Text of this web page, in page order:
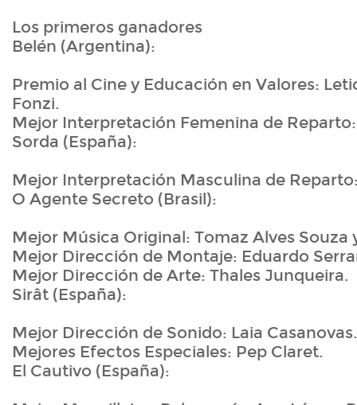
Los primeros ganadores
Belén (Argentina):
Premio al Cine y Educación en Valores:
Fonzi.
Mejor Interpretación Femenina de
Sorda (España):
Mejor Interpretación Masculina de
O Agente Secreto (Brasil):
Mejor Música Original: Tomaz Alves Souza
Mejor Dirección de Montaje: Eduardo
Mejor Dirección de Arte: Thales Junqueira.
Sirât (España):
Mejor Dirección de Sonido: Laia Casanovas.
Mejores Efectos Especiales: Pep Claret.
El Cautivo (España):